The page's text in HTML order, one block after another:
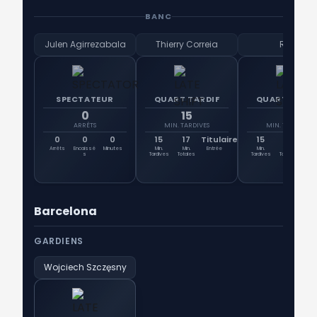
BANC
Julen Agirrezabala
SPECTATEUR
0
ARRÊTS
0
Arrêts
0
Encaissé
s
0
Minutes
Thierry Correia
QUART TARDIF
15
MIN. TARDIVES
15
Min.
Tardives
17
Min.
Totales
Titulaire
Entrée
Rubi
QUART
MIN. TARDIVES
15
Min.
Tardives
Totales
Barcelona
GARDIENS
Wojciech Szczęsny